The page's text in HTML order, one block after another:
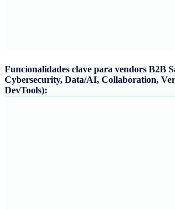
Funcionalidades clave para vendors B2B
Cybersecurity, Data/AI, Collaboration,
DevTools):